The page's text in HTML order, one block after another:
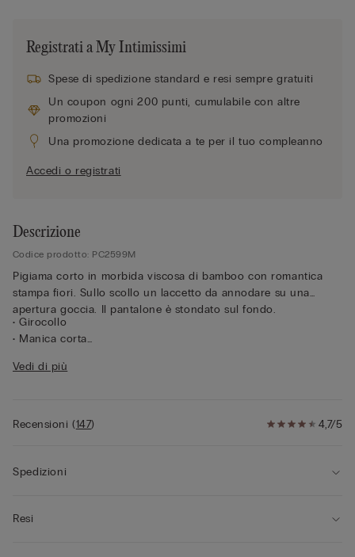
Registrati a My Intimissimi
Spese di spedizione standard e resi sempre gratuiti
Un coupon ogni 200 punti, cumulabile con altre
promozioni
Una promozione dedicata a te per il tuo compleanno
Accedi o registrati
Descrizione
Codice prodotto: PC2599M
Pigiama corto in morbida viscosa di bamboo con romantica
stampa fiori. Sullo scollo un laccetto da annodare su una
apertura goccia. Il pantalone è stondato sul fondo.
• Girocollo
• Manica corta
• La modella è alta 175 cm e indossa la taglia S
Vedi di più
4,7/5
Recensioni(147)
Spedizioni
Resi